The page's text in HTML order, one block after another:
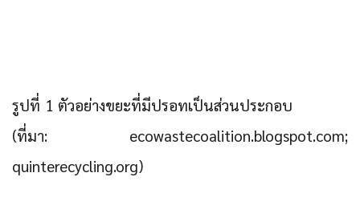
รูปที่ 1 ตัวอย่างขยะที่มีปรอทเป็นส่วนประกอบ
(ที่มา: ecowastecoalition.blogspot.com;
quinterecycling.org)